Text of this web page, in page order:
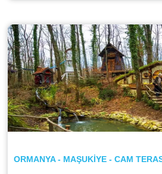
ORMANYA - MAŞUKİYE - CAM